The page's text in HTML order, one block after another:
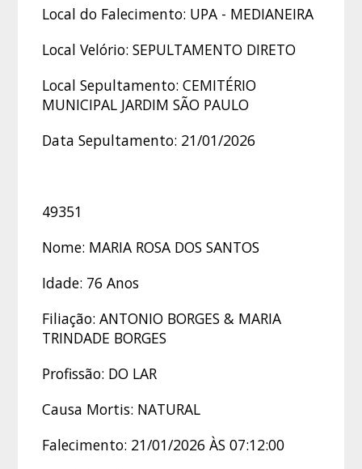
Local do Falecimento: UPA - MEDIANEIRA
Local Velório: SEPULTAMENTO DIRETO
Local Sepultamento: CEMITÉRIO
MUNICIPAL JARDIM SÃO PAULO
Data Sepultamento: 21/01/2026
49351
Nome: MARIA ROSA DOS SANTOS
Idade: 76 Anos
Filiação: ANTONIO BORGES & MARIA
TRINDADE BORGES
Profissão: DO LAR
Causa Mortis: NATURAL
Falecimento: 21/01/2026 ÀS 07:12:00